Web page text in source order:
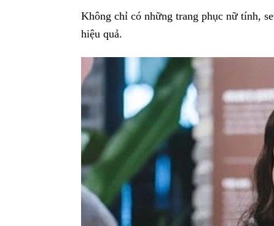
Không chỉ có những trang phục nữ tính,
hiệu quả.